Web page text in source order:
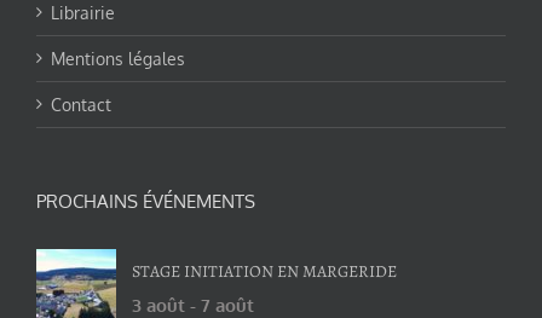
Librairie
Mentions légales
Contact
PROCHAINS ÉVÉNEMENTS
STAGE INITIATION EN MARGERIDE
3 août - 7 août